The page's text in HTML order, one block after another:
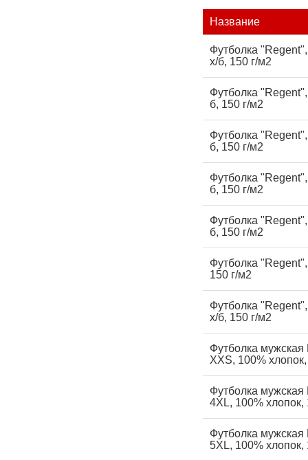
Название
Футболка
х/б, 150 г/м2
Футболка
б, 150 г/м2
Футболка
б, 150 г/м2
Футболка
б, 150 г/м2
Футболка
б, 150 г/м2
Футболка
150 г/м2
Футболка
х/б, 150 г/м2
Футболка
XXS, 100%
Футболка
4XL, 100% хлопок,
Футболка
5XL, 100% хлопок,